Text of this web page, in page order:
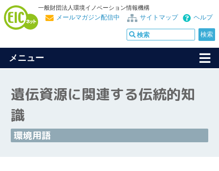
一般財団法人環境イノベーション情報機構
ヘルプ
サイトマップ
メールマガジン配信中
メニュー
遺伝資源に関連する伝統的知
識
環境用語